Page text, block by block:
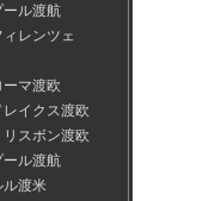
ール渡航
レンツェ
マ渡欧
イクス渡欧
スボン渡欧
ール渡航
ル渡米